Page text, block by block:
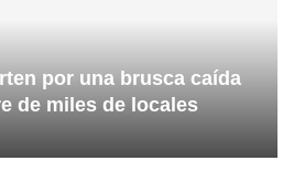
por una brusca caída
de miles de locales